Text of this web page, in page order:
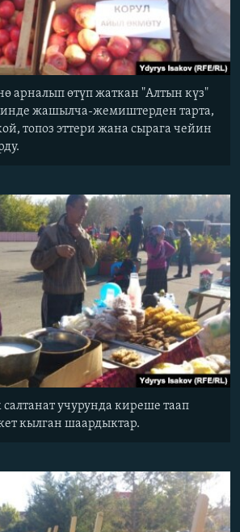
арналып өтүп жаткан "Алтын күз"
жашылча-жемиштерден тарта,
топоз эттери жана сырага чейин
учурунда киреше таап
кылган шаардыктар.